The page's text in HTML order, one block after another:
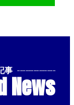
事 --------------
News